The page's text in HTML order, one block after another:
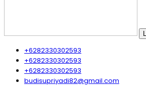
+6282330302593
+6282330302593
+6282330302593
budisupriyadi82@gmail.com